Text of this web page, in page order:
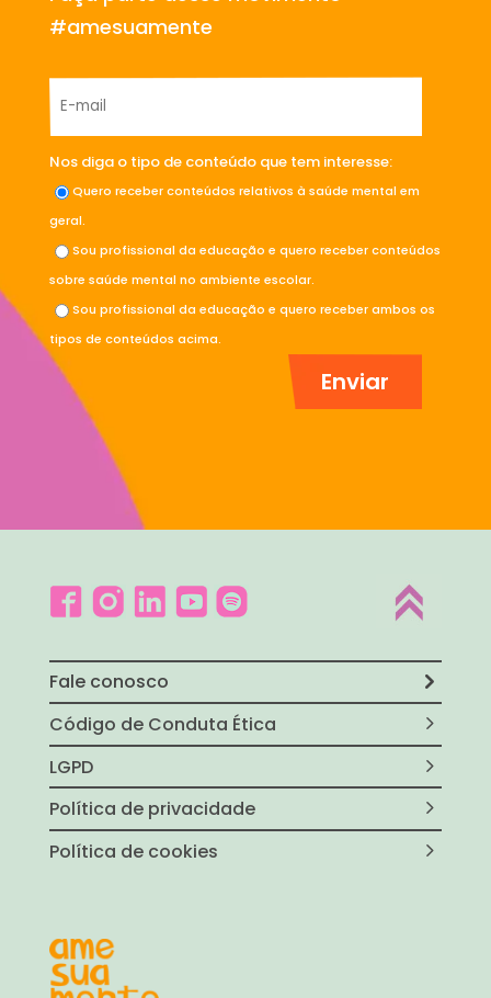
#amesuamente
Nos diga o tipo de conteúdo que tem interesse:
Quero receber conteúdos relativos à saúde mental em
geral.
Sou profissional da educação e quero receber conteúdos
sobre saúde mental no ambiente escolar.
Sou profissional da educação e quero receber ambos os
tipos de conteúdos acima.
Fale conosco
Código de Conduta Ética
LGPD
Política de privacidade
Política de cookies